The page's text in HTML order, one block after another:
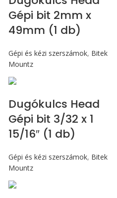
Gépi bit 2mm x
49mm (1 db)
Gépi és kézi szerszámok, Bitek
Mountz
Dugókulcs Head
Gépi bit 3/32 x 1
15/16″ (1 db)
Gépi és kézi szerszámok, Bitek
Mountz